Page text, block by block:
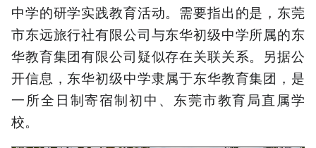
中学的研学实践教育活动。需要指出的是，东莞
市东远旅行社有限公司与东华初级中学所属的东
华教育集团有限公司疑似存在关联关系。另据公
开信息，东华初级中学隶属于东华教育集团，是
一所全日制寄宿制初中、东莞市教育局直属学
校。